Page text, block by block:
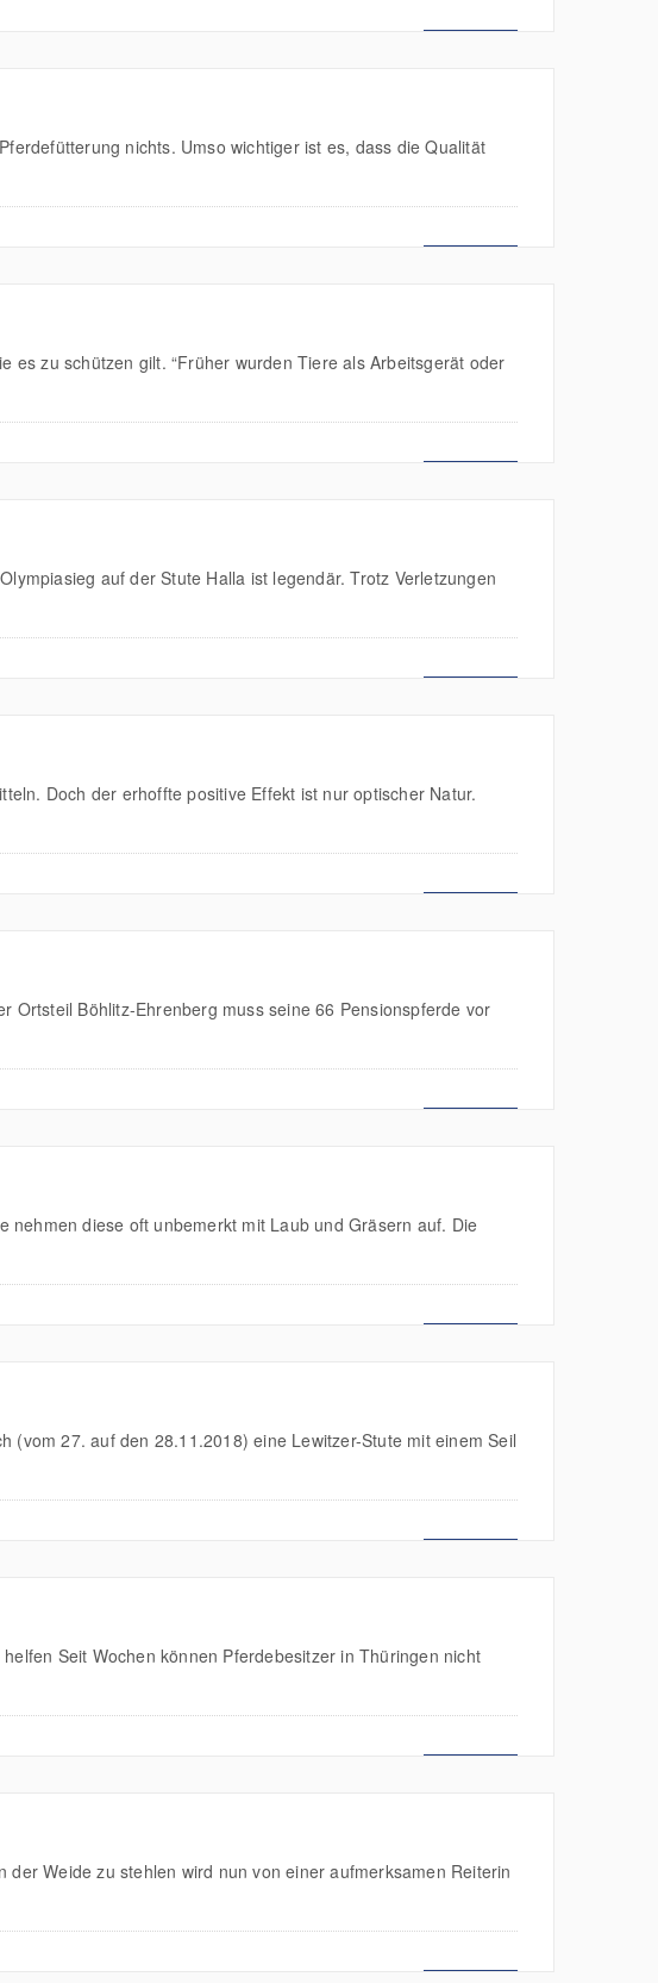
nichts. Umso wichtiger ist es, dass die Qualität
es zu schützen gilt. “Früher wurden Tiere als Arbeitsgerät oder
auf der Stute Halla ist legendär. Trotz Verletzungen
Doch der erhoffte positive Effekt ist nur optischer Natur.
Ortsteil Böhlitz-Ehrenberg muss seine 66 Pensionspferde vor
nehmen diese oft unbemerkt mit Laub und Gräsern auf. Die
(vom 27. auf den 28.11.2018) eine Lewitzer-Stute mit einem Seil
Seit Wochen können Pferdebesitzer in Thüringen nicht
Weide zu stehlen wird nun von einer aufmerksamen Reiterin